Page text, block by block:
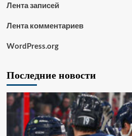
Лента записей
Лента комментариев
WordPress.org
Последние новости